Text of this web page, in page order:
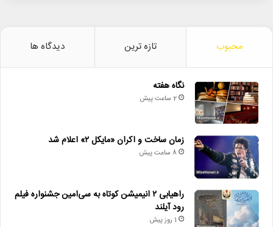
محبوب تازه ترین دیدگاه ها
نگاه هفته
2 ساعت پیش
زمان ساخت و اکران «مایکل ۲» اعلام شد
8 ساعت پیش
راهیابی ۲ انیمیشن کوتاه به سی‌امین جشنواره فیلم
رود آیلند
1 روز پیش